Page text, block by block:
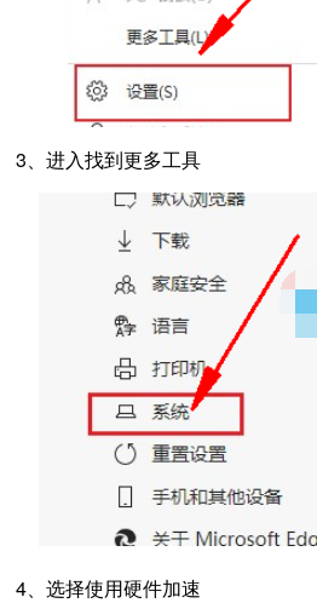
3、进入找到更多工具
4、选择使用硬件加速